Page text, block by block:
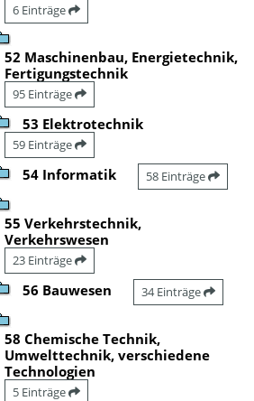
6 Einträge
52 Maschinenbau, Energietechnik,
Fertigungstechnik
95 Einträge
53 Elektrotechnik
59 Einträge
54 Informatik 58 Einträge
55 Verkehrstechnik,
Verkehrswesen
23 Einträge
56 Bauwesen 34 Einträge
58 Chemische Technik,
Umwelttechnik, verschiedene
Technologien
5 Einträge